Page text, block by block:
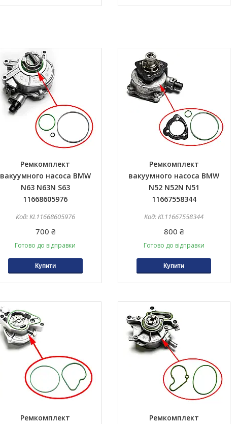
Ремкомплект
вакуумного насоса BMW
N63 N63N S63
11668605976
KL11668605976
700 ₴
Готово до відправки
Купити
Ремкомплект
вакуумного насоса BMW
N52 N52N N51
11667558344
KL11667558344
800 ₴
Готово до відправки
Купити
Ремкомплект
Ремкомплект